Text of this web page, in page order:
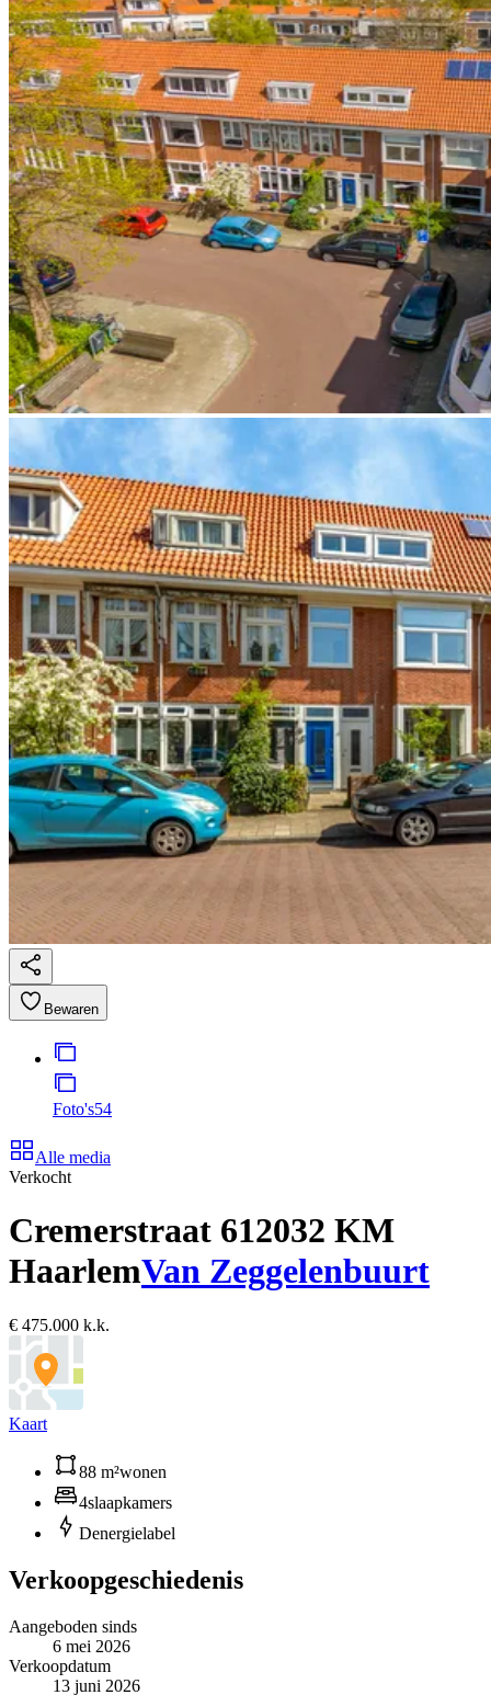
Bewaren
Foto's54
Alle media
Verkocht
Cremerstraat 612032 KM
HaarlemVan Zeggelenbuurt
€ 475.000 k.k.
Kaart
88 m²wonen
4slaapkamers
Denergielabel
Verkoopgeschiedenis
Aangeboden sinds
6 mei 2026
Verkoopdatum
13 juni 2026